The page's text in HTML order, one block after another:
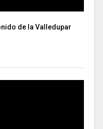
de la Valledupar